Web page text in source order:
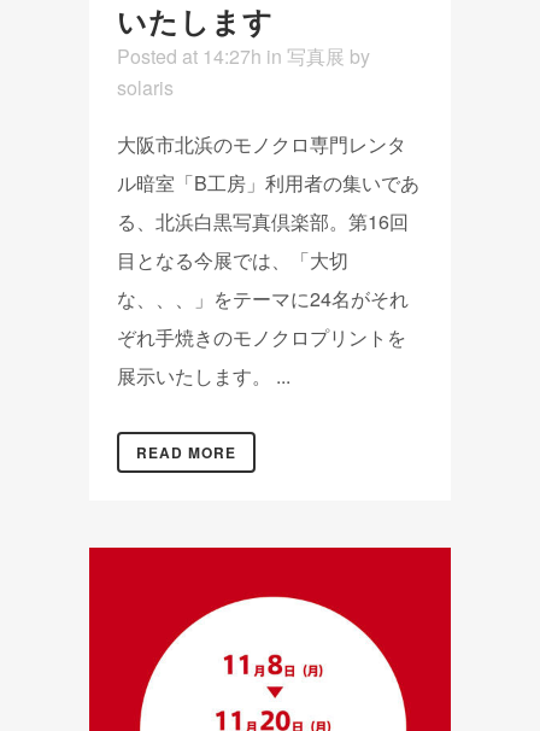
いたします
Posted at 14:27h in 写真展 by
solaris
大阪市北浜のモノクロ専門レンタ
ル暗室「B工房」利用者の集いであ
る、北浜白黒写真倶楽部。第16回
目となる今展では、「大切
な、、、」をテーマに24名がそれ
ぞれ手焼きのモノクロプリントを
展示いたします。 ...
READ MORE